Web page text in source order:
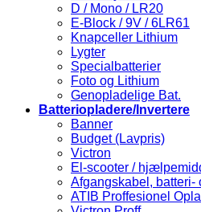
D / Mono / LR20
E-Block / 9V / 6LR61
Knapceller Lithium
Lygter
Specialbatterier
Foto og Lithium
Genopladelige Bat.
Batteriopladere/Invertere
Banner
Budget (Lavpris)
Victron
El-scooter /
Afgangskabel, batteri-
ATIB Proffesionel